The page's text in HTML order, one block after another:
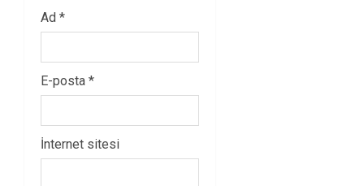
Ad *
E-posta *
İnternet sitesi